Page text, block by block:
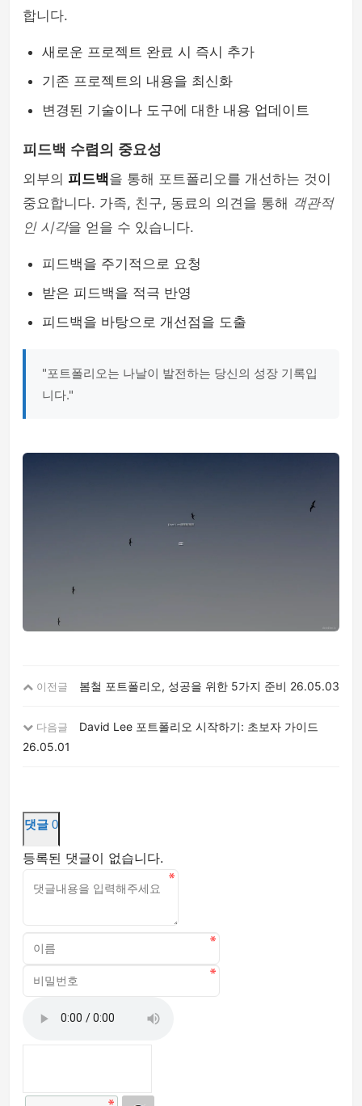
합니다.
새로운 프로젝트 완료 시 즉시 추가
기존 프로젝트의 내용을 최신화
변경된 기술이나 도구에 대한 내용 업데이트
피드백 수렴의 중요성
외부의 피드백을 통해 포트폴리오를 개선하는 것이
중요합니다. 가족, 친구, 동료의 의견을 통해 객관적
인 시각을 얻을 수 있습니다.
피드백을 주기적으로 요청
받은 피드백을 적극 반영
피드백을 바탕으로 개선점을 도출
"포트폴리오는 나날이 발전하는 당신의 성장 기록입
니다."
이전글 봄철 포트폴리오, 성공을 위한 5가지 준비 26.05.03
다음글
David Lee 포트폴리오 시작하기: 초보자 가이드
26.05.01
댓글 0
등록된 댓글이 없습니다.